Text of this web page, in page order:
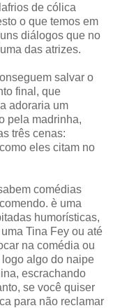
de cólica
o que temos em
diálogos que no
das atrizes.
salvar o
final, que
adoraria um
pela madrinha,
três cenas:
eles citam no
comédias
è uma
humorísticas,
Tina Fey ou até
na comédia ou
algo do naipe
escrachando
se você quiser
para não reclamar